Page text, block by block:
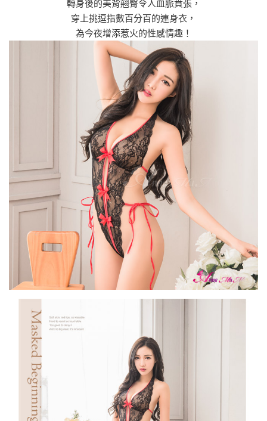
轉身後的美背翹臀令人血脈賁張，
穿上挑逗指數百分百的連身衣，
為今夜增添惹火的性感情趣！